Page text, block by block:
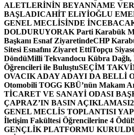
ALETLERİNİN BEYANNAME
BAŞLADICAHİT ELiYİOĞLU
GENEL MECLİSİNDE
DOLDURUYORAK Parti Karabük
Başkanı Esnaf ZiyaretindeCHP
Sitesi Esnafını Ziyaret EttiTopçu
DöndüMilli Tekvandocu Kübra
Öğrencileri ile BuluştuSEÇİM
OVACIK ADAY ADAYI DA BELLİ
Otomobili TOGG KBÜ’nün Makam
TİCARET VE SANAYİ ODASI
ÇAPRAZ’IN BASIN AÇIKLAMASI
GENEL MECLİS TOPLANTISI
İletişim Fakültesi Öğrencilerine 4 Ödül
GENÇLİK PLATFORMU